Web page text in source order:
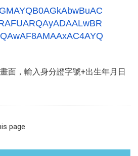
面，輸入身分證字號+出生年月日
page